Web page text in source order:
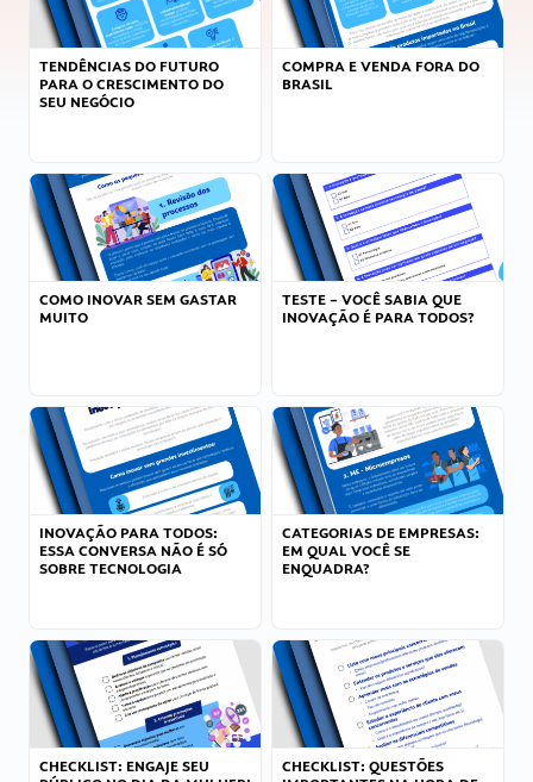
TENDÊNCIAS DO FUTURO
PARA O CRESCIMENTO DO
SEU NEGÓCIO
COMPRA E VENDA FORA DO
BRASIL
COMO INOVAR SEM GASTAR
MUITO
TESTE – VOCÊ SABIA QUE
INOVAÇÃO É PARA TODOS?
INOVAÇÃO PARA TODOS:
ESSA CONVERSA NÃO É SÓ
SOBRE TECNOLOGIA
CATEGORIAS DE EMPRESAS:
EM QUAL VOCÊ SE
ENQUADRA?
CHECKLIST: ENGAJE SEU
CHECKLIST: QUESTÕES